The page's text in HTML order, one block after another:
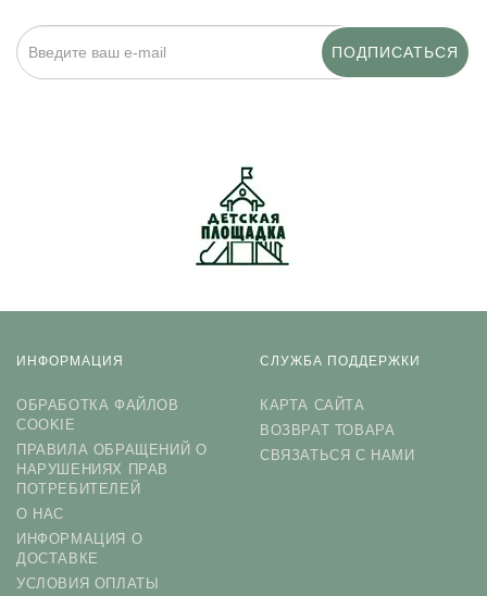
ПОДПИСАТЬСЯ
ИНФОРМАЦИЯ
ОБРАБОТКА ФАЙЛОВ
COOKIE
ПРАВИЛА ОБРАЩЕНИЙ О
НАРУШЕНИЯХ ПРАВ
ПОТРЕБИТЕЛЕЙ
О НАС
ИНФОРМАЦИЯ О
ДОСТАВКЕ
УСЛОВИЯ ОПЛАТЫ
СЛУЖБА ПОДДЕРЖКИ
КАРТА САЙТА
ВОЗВРАТ ТОВАРА
СВЯЗАТЬСЯ С НАМИ